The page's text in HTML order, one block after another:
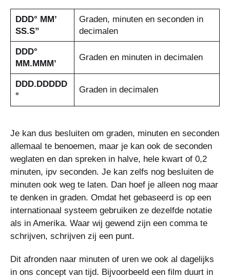
DDD° MM’
SS.S”
Graden, minuten en seconden in
decimalen
DDD°
MM.MMM’
Graden en minuten in decimalen
DDD.DDDDD
°
Graden in decimalen
Je kan dus besluiten om graden, minuten en seconden
allemaal te benoemen, maar je kan ook de seconden
weglaten en dan spreken in halve, hele kwart of 0,2
minuten, ipv seconden. Je kan zelfs nog besluiten de
minuten ook weg te laten. Dan hoef je alleen nog maar
te denken in graden. Omdat het gebaseerd is op een
internationaal systeem gebruiken ze dezelfde notatie
als in Amerika. Waar wij gewend zijn een comma te
schrijven, schrijven zij een punt.
Dit afronden naar minuten of uren we ook al dagelijks
in ons concept van tijd. Bijvoorbeeld een film duurt in